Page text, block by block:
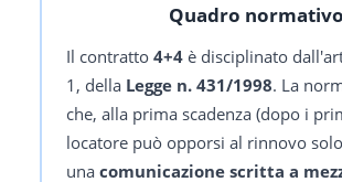
Quadro normativo
Il contratto 4+4 è disciplinato
1, della Legge n. 431/1998. La
che, alla prima scadenza (dopo i
locatore può opporsi al rinnovo
una comunicazione scritta a